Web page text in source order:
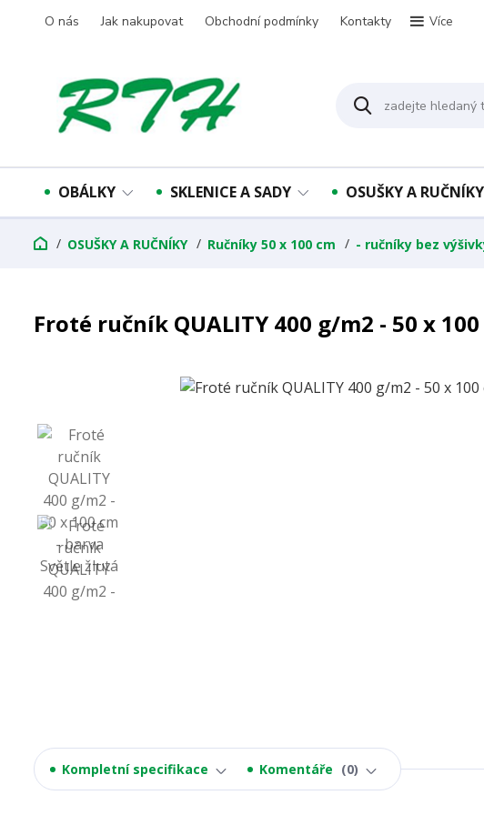
O nás Jak nakupovat Obchodní podmínky Kontakty Více
OBÁLKY SKLENICE A SADY OSUŠKY A RUČNÍKY
OSUŠKY A RUČNÍKY Ručníky 50 x 100 cm - ručníky bez
Froté ručník QUALITY 400 g/m2 - 50 x
Kompletní specifikace Komentáře 0